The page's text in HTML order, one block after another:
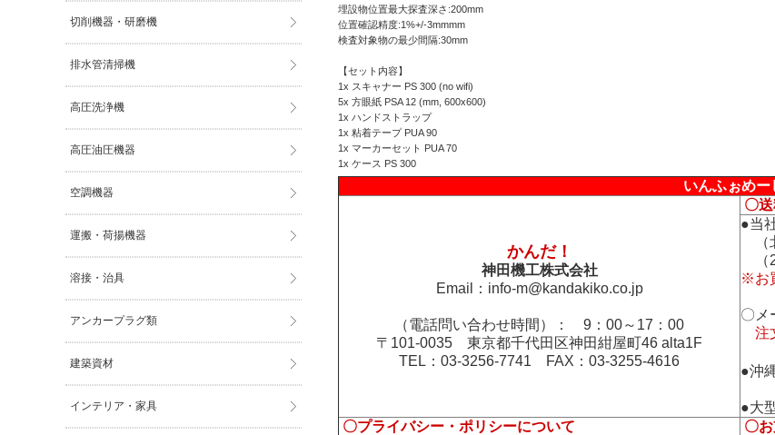
埋設物位置最大探査深さ:200mm
位置確認精度:1%+/-3mmmm
検査対象物の最少間隔:30mm
【セット内容】
1x スキャナー PS 300 (no wifi)
5x 方眼紙 PSA 12 (mm, 600x600)
1x ハンドストラップ
1x 粘着テープ PUA 90
1x マーカーセット PUA 70
1x ケース PS 300
いんふぉめー
かんだ！
神田機工株式会社
Email： info-m@kandakiko.co.jp
（電話問い合わせ時間）： 9：00～17：00
〒101-0035 東京都千代田区神田紺屋町46 alta1F
TEL：03-3256-7741 FAX：03-3255-4616
〇
●当
（
（
※お
〇メ
注
●沖
●大
〇プライバシー・ポリシーについて
〇
切削機器・研磨機
排水管清掃機
高圧洗浄機
高圧油圧機器
空調機器
運搬・荷揚機器
溶接・治具
アンカープラグ類
建築資材
インテリア・家具